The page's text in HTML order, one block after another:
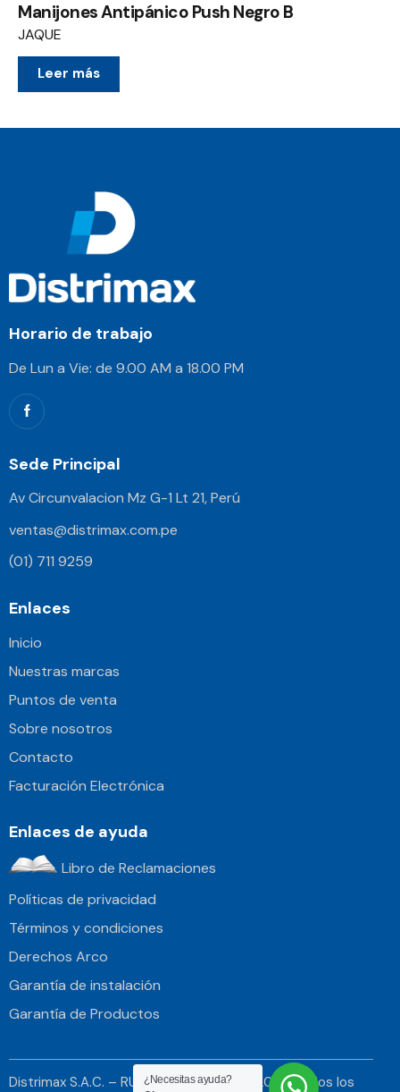
Manijones Antipánico Push Negro B
JAQUE
Leer más
Horario de trabajo
De Lun a Vie: de 9.00 AM a 18.00 PM
Sede Principal
Av Circunvalacion Mz G-1 Lt 21, Perú
ventas@distrimax.com.pe
(01) 711 9259
Enlaces
Inicio
Nuestras marcas
Puntos de venta
Sobre nosotros
Contacto
Facturación Electrónica
Enlaces de ayuda
Libro de Reclamaciones
Políticas de privacidad
Términos y condiciones
Derechos Arco
Garantía de instalación
Garantía de Productos
Distrimax S.A.C. – RUC 20514364665 © 2026. Todos los
¿Necesitas ayuda?